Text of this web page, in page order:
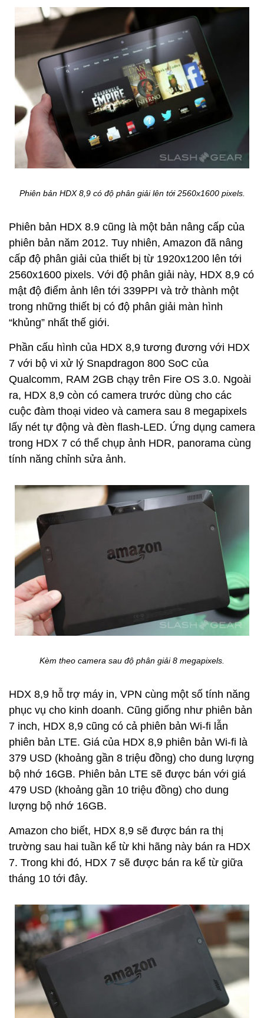
Phiên bản HDX 8,9 có độ phân giải lên tới 2560x1600 pixels.
Phiên bản HDX 8.9 cũng là một bản nâng cấp của
phiên bản năm 2012. Tuy nhiên, Amazon đã nâng
cấp độ phân giải của thiết bị từ 1920x1200 lên tới
2560x1600 pixels. Với độ phân giải này, HDX 8,9 có
mật độ điểm ảnh lên tới 339PPI và trở thành một
trong những thiết bị có độ phân giải màn hình
“khủng” nhất thế giới.
Phần cấu hình của HDX 8,9 tương đương với HDX
7 với bộ vi xử lý Snapdragon 800 SoC của
Qualcomm, RAM 2GB chạy trên Fire OS 3.0. Ngoài
ra, HDX 8,9 còn có camera trước dùng cho các
cuộc đàm thoại video và camera sau 8 megapixels
lấy nét tự động và đèn flash-LED. Ứng dụng camera
trong HDX 7 có thể chụp ảnh HDR, panorama cùng
tính năng chỉnh sửa ảnh.
Kèm theo camera sau độ phân giải 8 megapixels.
HDX 8,9 hỗ trợ máy in, VPN cùng một số tính năng
phục vụ cho kinh doanh. Cũng giống như phiên bản
7 inch, HDX 8,9 cũng có cả phiên bản Wi-fi lẫn
phiên bản LTE. Giá của HDX 8,9 phiên bản Wi-fi là
379 USD (khoảng gần 8 triệu đồng) cho dung lượng
bộ nhớ 16GB. Phiên bản LTE sẽ được bán với giá
479 USD (khoảng gần 10 triệu đồng) cho dung
lượng bộ nhớ 16GB.
Amazon cho biết, HDX 8,9 sẽ được bán ra thị
trường sau hai tuần kể từ khi hãng này bán ra HDX
7. Trong khi đó, HDX 7 sẽ được bán ra kể từ giữa
tháng 10 tới đây.